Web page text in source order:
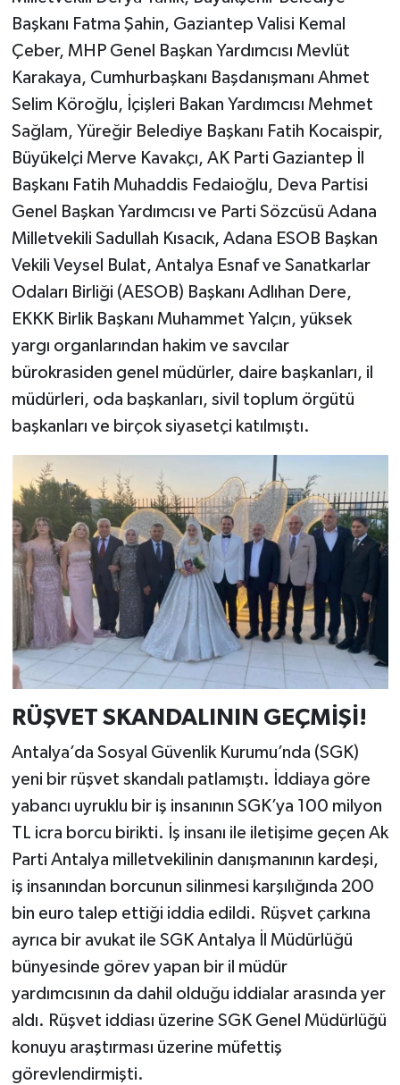
Başkanı Fatma Şahin, Gaziantep Valisi Kemal
Çeber, MHP Genel Başkan Yardımcısı Mevlüt
Karakaya, Cumhurbaşkanı Başdanışmanı Ahmet
Selim Köroğlu, İçişleri Bakan Yardımcısı Mehmet
Sağlam, Yüreğir Belediye Başkanı Fatih Kocaispir,
Büyükelçi Merve Kavakçı, AK Parti Gaziantep İl
Başkanı Fatih Muhaddis Fedaioğlu, Deva Partisi
Genel Başkan Yardımcısı ve Parti Sözcüsü Adana
Milletvekili Sadullah Kısacık, Adana ESOB Başkan
Vekili Veysel Bulat, Antalya Esnaf ve Sanatkarlar
Odaları Birliği (AESOB) Başkanı Adlıhan Dere,
EKKK Birlik Başkanı Muhammet Yalçın, yüksek
yargı organlarından hakim ve savcılar
bürokrasiden genel müdürler, daire başkanları, il
müdürleri, oda başkanları, sivil toplum örgütü
başkanları ve birçok siyasetçi katılmıştı.
RÜŞVET SKANDALININ GEÇMİŞİ!
Antalya’da Sosyal Güvenlik Kurumu’nda (SGK)
yeni bir rüşvet skandalı patlamıştı. İddiaya göre
yabancı uyruklu bir iş insanının SGK’ya 100 milyon
TL icra borcu birikti. İş insanı ile iletişime geçen Ak
Parti Antalya milletvekilinin danışmanının kardeşi,
iş insanından borcunun silinmesi karşılığında 200
bin euro talep ettiği iddia edildi. Rüşvet çarkına
ayrıca bir avukat ile SGK Antalya İl Müdürlüğü
bünyesinde görev yapan bir il müdür
yardımcısının da dahil olduğu iddialar arasında yer
aldı. Rüşvet iddiası üzerine SGK Genel Müdürlüğü
konuyu araştırması üzerine müfettiş
görevlendirmişti.